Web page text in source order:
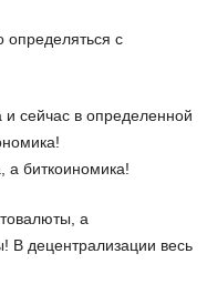
определяться с
сейчас в определенной
а биткоиномика!
а
В децентрализации весь